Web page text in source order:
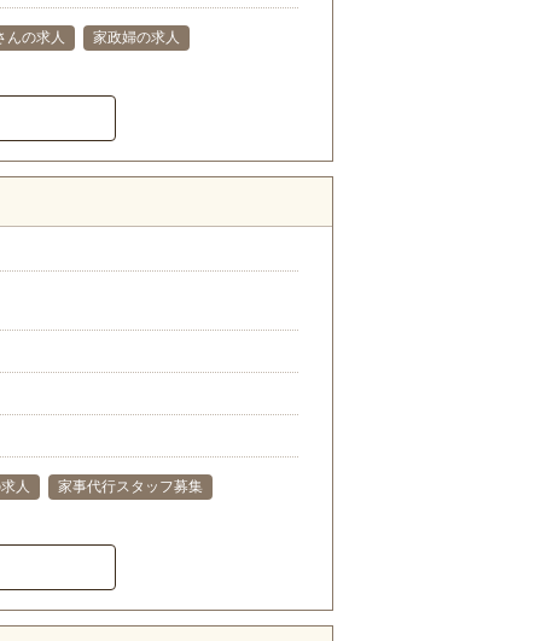
んの求人
家政婦の求人
人
家事代行スタッフ募集